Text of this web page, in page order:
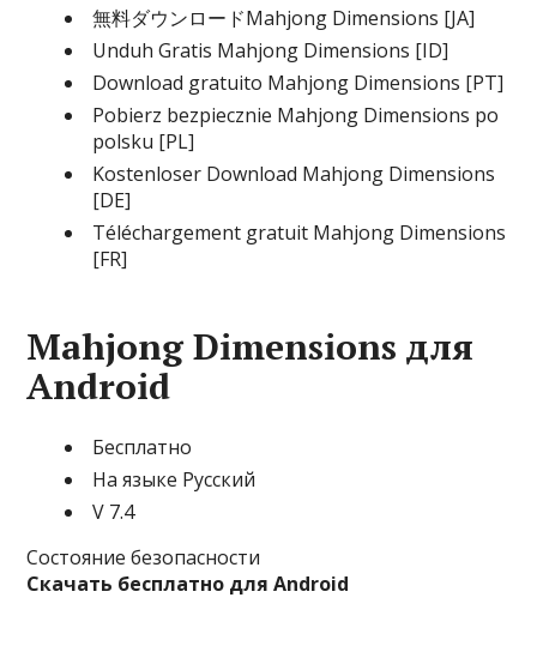
無料ダウンロードMahjong Dimensions [JA]
Unduh Gratis Mahjong Dimensions [ID]
Download gratuito Mahjong Dimensions [PT]
Pobierz bezpiecznie Mahjong Dimensions po
polsku [PL]
Kostenloser Download Mahjong Dimensions
[DE]
Téléchargement gratuit Mahjong Dimensions
[FR]
Mahjong Dimensions для
Android
Бесплатно
На языке Русский
V 7.4
Состояние безопасности
Скачать бесплатно для Android